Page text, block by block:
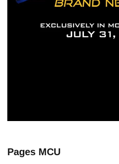
Pages MCU